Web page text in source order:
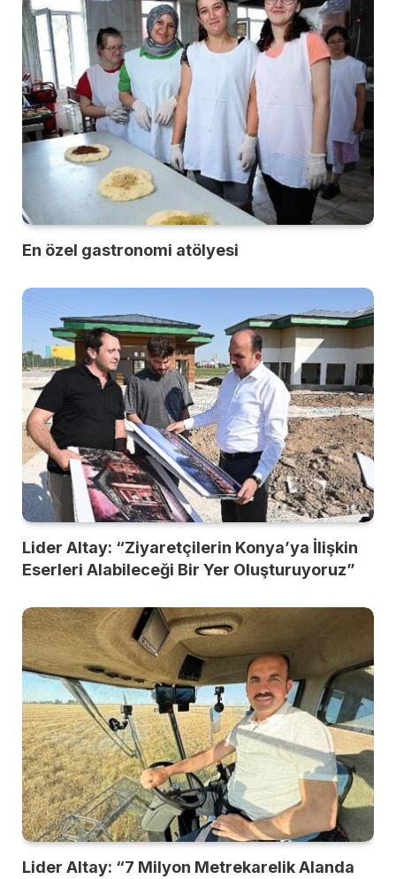
En özel gastronomi atölyesi
Lider Altay: “Ziyaretçilerin Konya’ya İlişkin
Eserleri Alabileceği Bir Yer Oluşturuyoruz”
Lider Altay: “7 Milyon Metrekarelik Alanda